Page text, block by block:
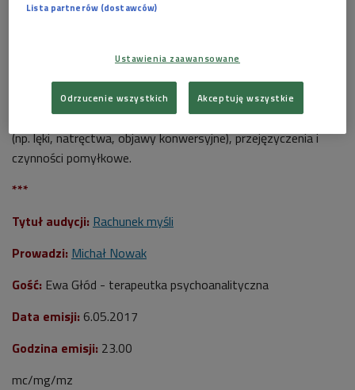
Według psychoanalizy nieświadomość skupia wyobrażenia,
tego względu nie mogą zostać uświadomione. Zachowują one
jednak duży ładunek energetyczny, dzięki czemu stale próbują
przedostać się do świadomości. Efektem tych dążeń mają być
takie akty psychiczne, jak marzenia senne, objawy nerwicowe
(np. lęki, natręctwa, objawy konwersyjne), przejęzyczenia i
czynności pomyłkowe.
***
Tytuł audycji: Rachunek myśli
Prowadzi: Michał Nowak
Gość: Ewa Głód - terapeutka psychoanalityczna
Data emisji: 6.05.2017
Godzina emisji: 23.00
mc/mg/mz
Lista partnerów (dostawców)
Ustawienia zaawansowane
Odrzucenie wszystkich Akceptuję wszystkie